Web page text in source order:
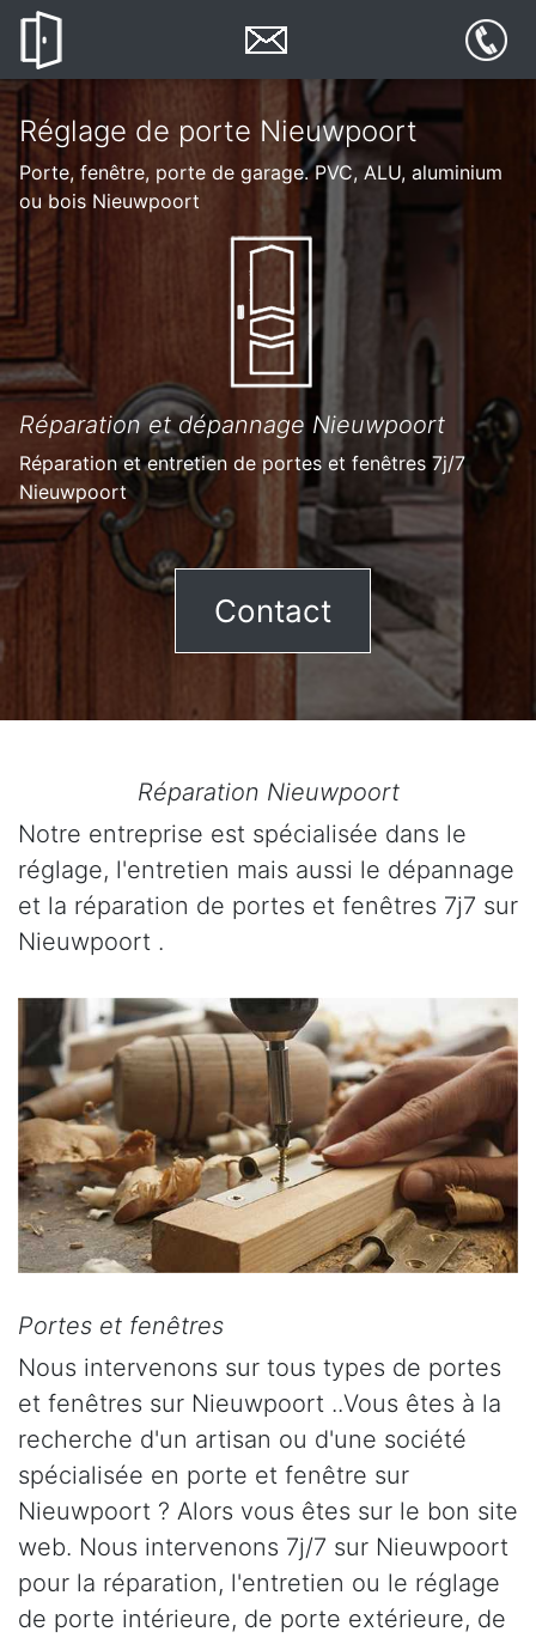
Réglage de porte Nieuwpoort
Porte, fenêtre, porte de garage. PVC, ALU, aluminium
ou bois Nieuwpoort
Réparation et dépannage Nieuwpoort
Réparation et entretien de portes et fenêtres 7j/7
Nieuwpoort
Contact
Réparation Nieuwpoort
Notre entreprise est spécialisée dans le
réglage, l'entretien mais aussi le dépannage
et la réparation de portes et fenêtres 7j7 sur
Nieuwpoort .
Portes et fenêtres
Nous intervenons sur tous types de portes
et fenêtres sur Nieuwpoort ..Vous êtes à la
recherche d'un artisan ou d'une société
spécialisée en porte et fenêtre sur
Nieuwpoort ? Alors vous êtes sur le bon site
web. Nous intervenons 7j/7 sur Nieuwpoort
pour la réparation, l'entretien ou le réglage
de porte intérieure, de porte extérieure, de